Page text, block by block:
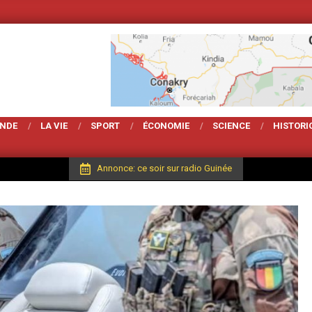
Votre Magarzine
LA VIE SPORT ÉCONOMIE SCIENCE
Annonce: ce soir sur radio Guinée